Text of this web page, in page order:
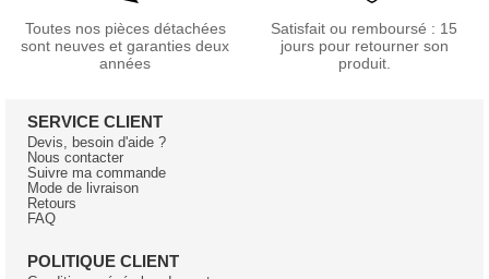
Toutes nos pièces détachées
sont neuves et garanties deux
années
Satisfait ou remboursé : 15
jours pour retourner son
produit.
SERVICE CLIENT
Devis, besoin d'aide ?
Nous contacter
Suivre ma commande
Mode de livraison
Retours
FAQ
POLITIQUE CLIENT